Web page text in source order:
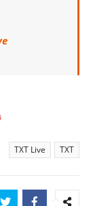
TXT
TXT Live